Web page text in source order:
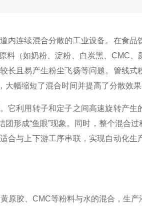
内连续混合分散的工业设备。在食品
料（如奶粉、淀粉、白炭黑、CMC
长且易产生粉尘飞扬等问题。管线式
幅缩短了混合时间并提高了分散效果
利用转子和定子之间高速旋转产生
形成“鱼眼”现象。同时，整个混合
合与上下游工序串联，实现自动化生
胶、CMC等粉料与水的混合，生产